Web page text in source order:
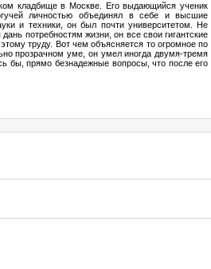
кладбище в Москве. Его выдающийся ученик
личностью объединял в себе и высшие
и техники, он был почти университетом. Не
потребностям жизни, он все свои гигантские
труду. Вот чем объясняется то огромное по
прозрачном уме, он умел иногда двумя-тремя
бы, прямо безнадежные вопросы, что после его